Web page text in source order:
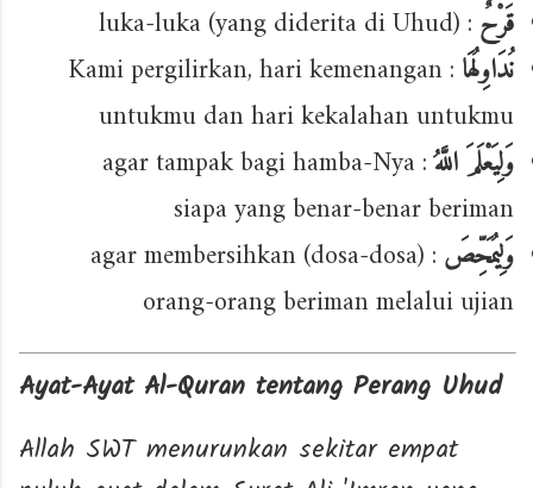
قَرْحٌ : luka-luka (yang diderita di Uhud)
نُدَاوِلُهَا : Kami pergilirkan, hari kemenangan
untukmu dan hari kekalahan untukmu
وَلِيَعْلَمَ اللَّهُ : agar tampak bagi hamba-Nya
siapa yang benar-benar beriman
وَلِيُمَحِّصَ : agar membersihkan (dosa-dosa)
orang-orang beriman melalui ujian
Ayat-Ayat Al-Quran tentang Perang Uhud
Allah SWT menurunkan sekitar empat